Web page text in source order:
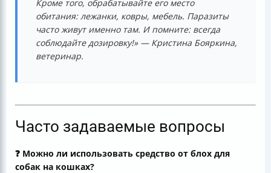
Кроме того, обрабатывайте его место
обитания: лежанки, ковры, мебель. Паразиты
часто живут именно там. И помните: всегда
соблюдайте дозировку!»— Кристина Бояркина,
ветеринар.
Часто задаваемые вопросы
❓ Можно ли использовать средство от блох для
собак на кошках?